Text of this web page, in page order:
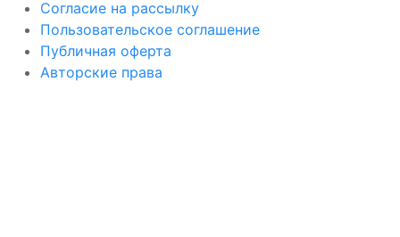
Согласие на рассылку
Пользовательское соглашение
Публичная оферта
Авторские права